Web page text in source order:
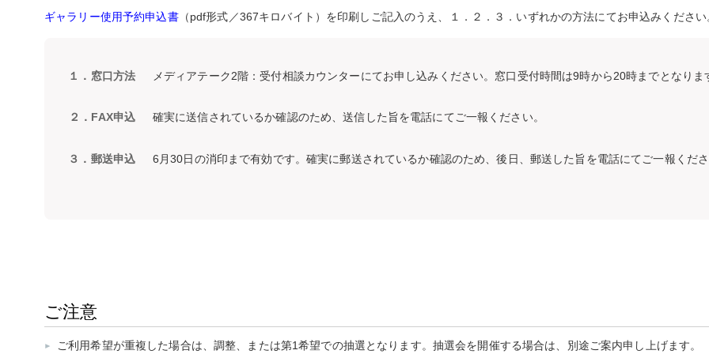
ギャラリー使用予約申込書（pdf形式／367キロバイト）を印刷しご記入のうえ、１．２．３．いずれかの方法にてお申込みください
１．窓口方法 メディアテーク2階：受付相談カウンターにてお申し込みください。窓口受付時間は9時から20時までとなりま
２．FAX申込 確実に送信されているか確認のため、送信した旨を電話にてご一報ください。
３．郵送申込 6月30日の消印まで有効です。確実に郵送されているか確認のため、後日、郵送した旨を電話にてご一報くださ
ご注意
ご利用希望が重複した場合は、調整、または第1希望での抽選となります。抽選会を開催する場合は、別途ご案内申し上げます。